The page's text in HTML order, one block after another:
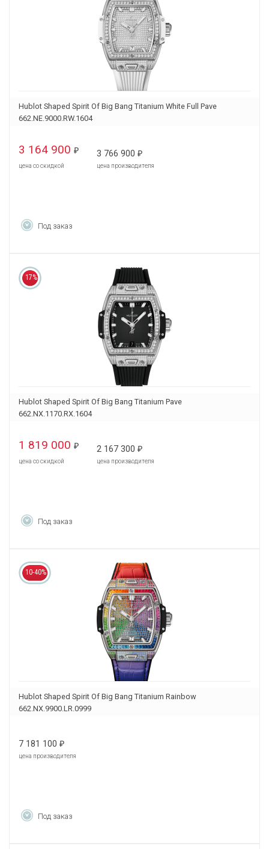
Hublot Shaped Spirit Of Big Bang Titanium White Full Pave
662.NE.9000.RW.1604
3 164 900 ₽
цена со скидкой
3 766 900 ₽
цена производителя
Под заказ
17%
Hublot Shaped Spirit Of Big Bang Titanium Pave
662.NX.1170.RX.1604
1 819 000 ₽
цена со скидкой
2 167 300 ₽
цена производителя
Под заказ
10-40%
Hublot Shaped Spirit Of Big Bang Titanium Rainbow
662.NX.9900.LR.0999
7 181 100 ₽
цена производителя
Под заказ